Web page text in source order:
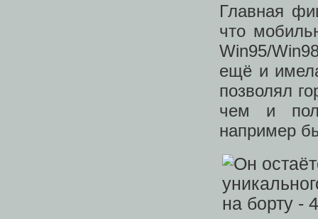
Главная
что
Win95/
ещё и
позволял
чем и
например